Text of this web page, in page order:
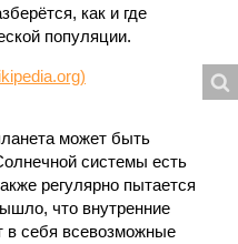
как и где
популяции.
может быть
системы есть
регулярно пытается
что внутренние
в себя всевозможные